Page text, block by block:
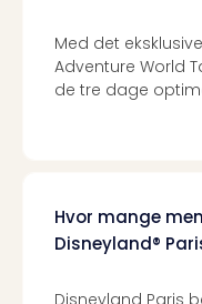
Med det
Adventure World
de tre dage
Hvor mange
Disneyland®
Disneyland Paris